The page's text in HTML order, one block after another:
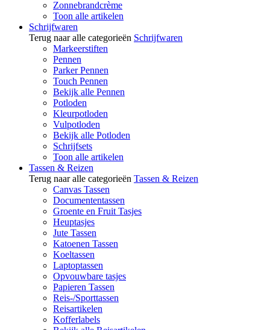
Zonnebrandcrème
Toon alle artikelen
Schrijfwaren
Terug naar alle categorieën Schrijfwaren
Markeerstiften
Pennen
Parker Pennen
Touch Pennen
Bekijk alle Pennen
Potloden
Kleurpotloden
Vulpotloden
Bekijk alle Potloden
Schrijfsets
Toon alle artikelen
Tassen & Reizen
Terug naar alle categorieën Tassen & Reizen
Canvas Tassen
Documententassen
Groente en Fruit Tasjes
Heuptasjes
Jute Tassen
Katoenen Tassen
Koeltassen
Laptoptassen
Opvouwbare tasjes
Papieren Tassen
Reis-/Sporttassen
Reisartikelen
Kofferlabels